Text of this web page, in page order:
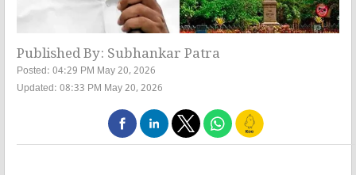
Published By: Subhankar Patra
Posted: 04:29 PM May 20, 2026
Updated: 08:33 PM May 20, 2026